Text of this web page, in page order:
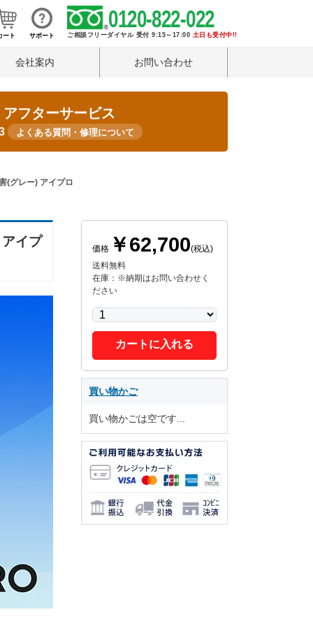
ート サポート
0120-822-022
ご相談フリーダイヤル 受付 9:15～17:00 土日も受付中!!
会社案内 お問い合わせ
フターサービス
よくある質問・修理について
(グレー) アイプロ
イプ
価格 ￥62,700(税込)
送料無料
在庫：※納期はお問い合わせく
ださい
カートに入れる
買い物かご
買い物かごは空です...